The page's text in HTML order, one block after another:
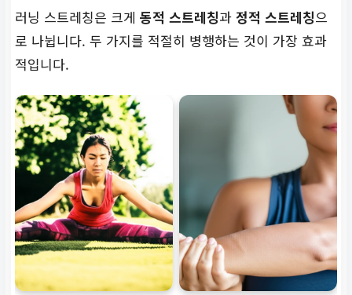
러닝 스트레칭은 크게 동적 스트레칭과 정적 스트레칭으
로 나뉩니다. 두 가지를 적절히 병행하는 것이 가장 효과
적입니다.